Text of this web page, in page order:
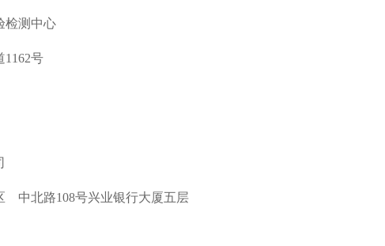
测中心
号
北路108号兴业银行大厦五层